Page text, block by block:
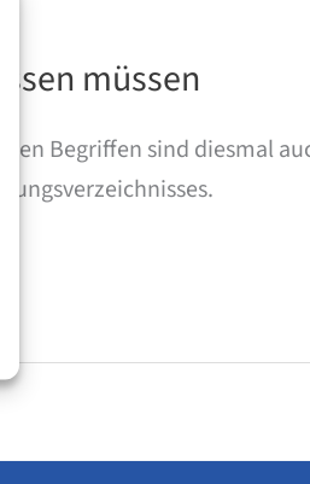
müssen
Begriffen sind diesmal